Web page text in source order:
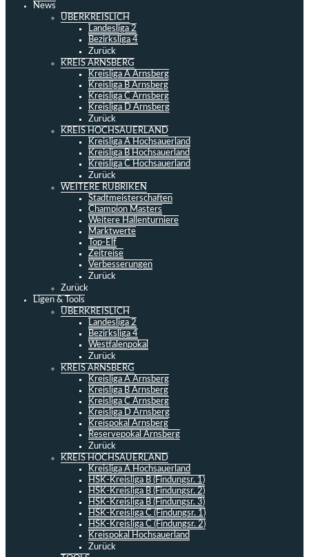
News
ÜBERKREISLICH
Landesliga 2
Bezirksliga 4
Zurück
KREIS ARNSBERG
Kreisliga A Arnsberg
Kreisliga B Arnsberg
Kreisliga C Arnsberg
Kreisliga D Arnsberg
Zurück
KREIS HOCHSAUERLAND
Kreisliga A Hochsauerland
Kreisliga B Hochsauerland
Kreisliga C Hochsauerland
Zurück
WEITERE RUBRIKEN
Stadtmeisterschaften
Champion Masters
Weitere Hallenturniere
Marktwerte
Top-Elf
Zeitreise
Verbesserungen
Zurück
Zurück
Ligen & Tools
ÜBERKREISLICH
Landesliga 2
Bezirksliga 4
Westfalenpokal
Zurück
KREIS ARNSBERG
Kreisliga A Arnsberg
Kreisliga B Arnsberg
Kreisliga C Arnsberg
Kreisliga D Arnsberg
Kreispokal Arnsberg
Reservepokal Arnsberg
Zurück
KREIS HOCHSAUERLAND
Kreisliga A Hochsauerland
HSK-Kreisliga B (Findungsr. 1)
HSK-Kreisliga B (Findungsr. 2)
HSK-Kreisliga B (Findungsr. 3)
HSK-Kreisliga C (Findungsr. 1)
HSK-Kreisliga C (Findungsr. 2)
Kreispokal Hochsauerland
Zurück